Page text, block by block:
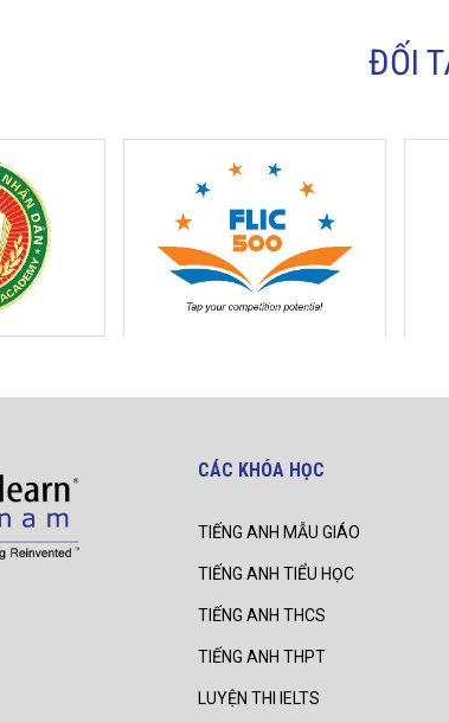
ĐỐI
CÁC KHÓA HỌC
TIẾNG ANH MẪU GIÁO
TIẾNG ANH TIỂU HỌC
TIẾNG ANH THCS
TIẾNG ANH THPT
LUYỆN THI IELTS